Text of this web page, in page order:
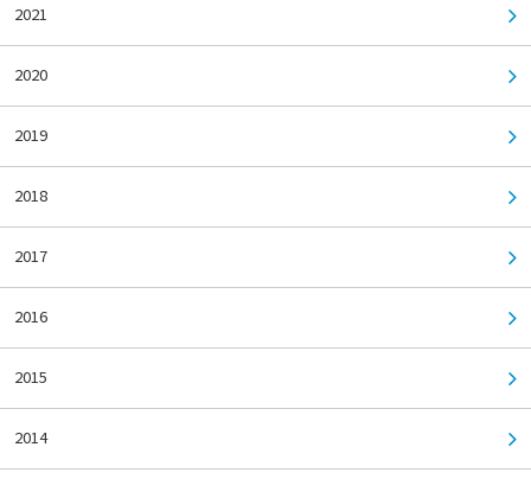
2021
2020
2019
2018
2017
2016
2015
2014